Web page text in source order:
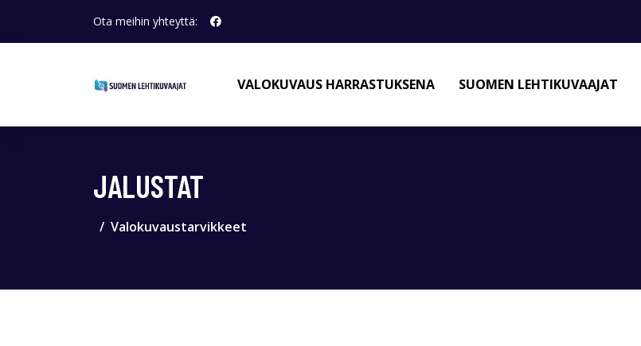
Ota meihin yhteyttä:
VALOKUVAUS HARRASTUKSENA SUOMEN LEHTIKUVAAJAT
JALUSTAT
Valokuvaustarvikkeet